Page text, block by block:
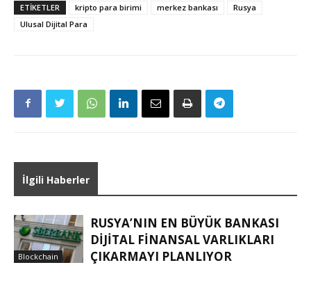
ETIKETLER
kripto para birimi merkez bankası
Rusya
Ulusal Dijital Para
İlgili Haberler
Blockchain
RUSYA’NIN EN BÜYÜK BANKASI
DIJITAL FINANSAL VARLIKLARI
ÇIKARMAYI PLANLIYOR